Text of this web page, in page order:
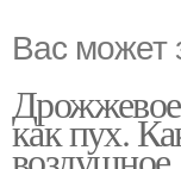
Вас может
как пух.